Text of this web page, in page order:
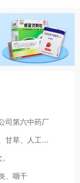
司第六中药厂
甘草、人工牛
、咽干